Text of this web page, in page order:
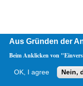
Aus Gründen der
Beim Anklicken von
OK, I agree Nein,